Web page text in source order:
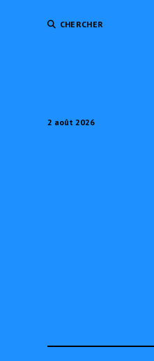
CHERCHER
2 août 2026